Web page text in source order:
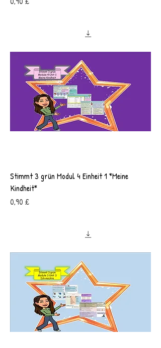
Stimmt 3 grün Modul 4 Einheit 1 *Meine
Kindheit*
Preis
0,90 £